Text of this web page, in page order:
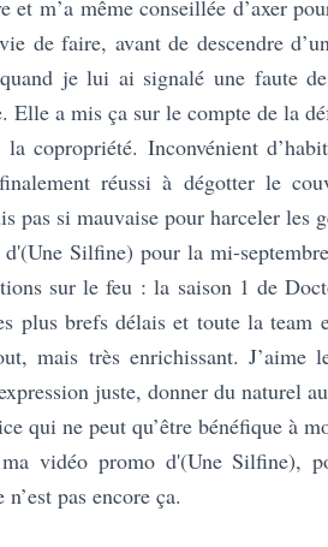
et m’a même conseillée d’axer
de faire, avant de descendre
je lui ai signalé une faute
Elle a mis ça sur le compte de la
copropriété. Inconvénient
réussi à dégotter le
pas si mauvaise pour harceler les
d'(Une Silfine) pour la mi-
sur le feu : la saison 1 de
plus brefs délais et toute la team
mais très enrichissant. J’aime
juste, donner du naturel
qui ne peut qu’être bénéfique à
vidéo promo d'(Une Silfine),
pas encore ça.